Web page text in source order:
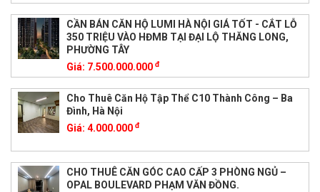
CẦN BÁN CĂN HỘ LUMI HÀ NỘI GIÁ TỐT - CẮT LỖ
350 TRIỆU VÀO HĐMB TẠI ĐẠI LỘ THĂNG LONG,
PHƯỜNG TÂY
Giá: 7.500.000.000 đ
Cho Thuê Căn Hộ Tập Thể C10 Thành Công – Ba
Đình, Hà Nội
Giá: 4.000.000 đ
CHO THUÊ CĂN GÓC CAO CẤP 3 PHÒNG NGỦ –
OPAL BOULEVARD PHẠM VĂN ĐỒNG.